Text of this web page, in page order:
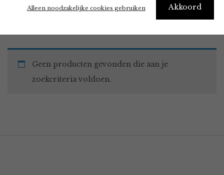
Akkoord
Alleen noodzakelijke cookies gebruiken
Home Winkel Accessoires Must Haves
Geen producten gevonden die aan je
zoekcriteria voldoen.